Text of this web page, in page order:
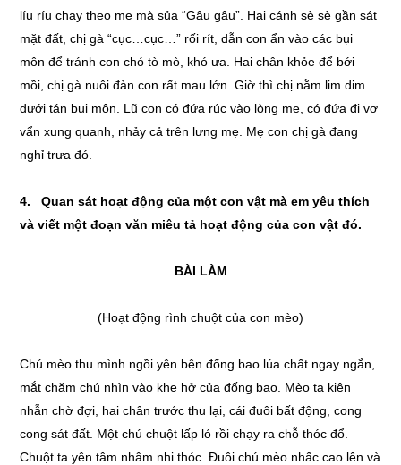
líu ríu chạy theo mẹ mà sủa “Gâu gâu”. Hai cánh sè sè gần sát
mặt đất, chị gà “cục…cục…” rối rít, dẫn con ẩn vào các bụi
môn để tránh con chó tò mò, khó ưa. Hai chân khỏe để bới
mồi, chị gà nuôi đàn con rất mau lớn. Giờ thì chị nằm lim dim
dưới tán bụi môn. Lũ con có đứa rúc vào lòng mẹ, có đứa đi vơ
vẩn xung quanh, nhảy cả trên lưng mẹ. Mẹ con chị gà đang
nghỉ trưa đó.
4. Quan sát hoạt động của một con vật mà em yêu thích
và viết một đoạn văn miêu tả hoạt động của con vật đó.
BÀI LÀM
(Hoạt động rình chuột của con mèo)
Chú mèo thu mình ngồi yên bên đống bao lúa chất ngay ngắn,
mắt chăm chú nhìn vào khe hở của đống bao. Mèo ta kiên
nhẫn chờ đợi, hai chân trước thu lại, cái đuôi bất động, cong
cong sát đất. Một chú chuột lấp ló rồi chạy ra chỗ thóc đổ.
Chuột ta yên tâm nhâm nhi thóc. Đuôi chú mèo nhấc cao lên và